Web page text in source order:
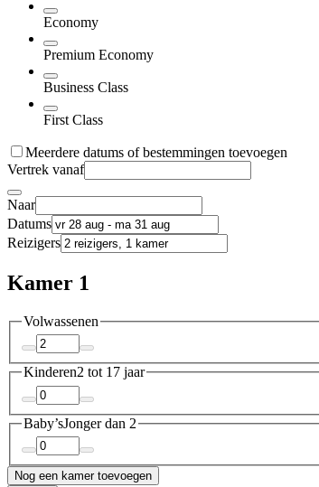
Economy
Premium Economy
Business Class
First Class
Meerdere datums of bestemmingen toevoegen
Vertrek vanaf
Naar
Datums
Reizigers
Kamer 1
Volwassenen
Kinderen2 tot 17 jaar
Baby’sJonger dan 2
Nog een kamer toevoegen